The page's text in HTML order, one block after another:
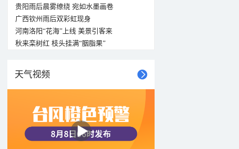
贵阳雨后晨雾缭绕 宛如水墨画卷
广西钦州雨后双彩虹现身
河南洛阳“花海”上线 美景引客来
秋来栾树红 枝头挂满“胭脂果”
天气视频